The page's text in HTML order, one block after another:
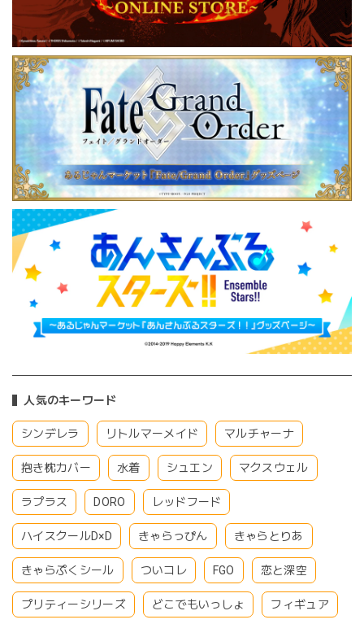
人気のキーワード
シンデレラ リトルマーメイド マルチャーナ
抱き枕カバー 水着 シュエン マクスウェル
ラプラス DORO レッドフード
ハイスクールD×D きゃらっぴん きゃらとりあ
きゃらぷくシール ついコレ FGO 恋と深空
プリティーシリーズ どこでもいっしょ フィギュア